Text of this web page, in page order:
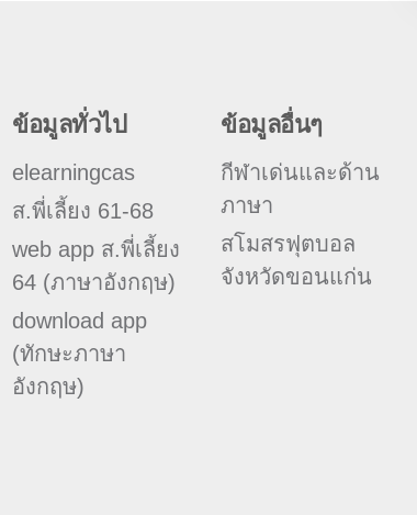
ข้อมูลทั่วไป
elearningcas
ส.พี่เลี้ยง 61-68
web app ส.พี่เลี้ยง
64 (ภาษาอังกฤษ)
download app
(ทักษะภาษา
อังกฤษ)
ข้อมูลอื่นๆ
กีฬาเด่นและด้าน
ภาษา
สโมสรฟุตบอล
จังหวัดขอนแก่น